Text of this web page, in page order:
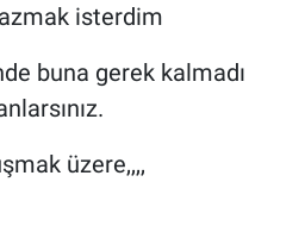
isterdim
buna gerek kalmadı
üzere,,,,